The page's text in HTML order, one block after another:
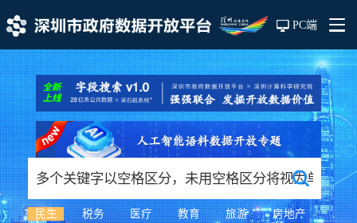
PC端
民生 税务 医疗 教育 旅游 房地产